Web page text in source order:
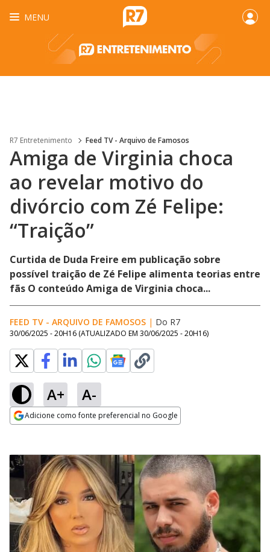
MENU
R7 Entretenimento Feed TV - Arquivo de Famosos
Amiga de Virginia choca
ao revelar motivo do
divórcio com Zé Felipe:
“Traição”
Curtida de Duda Freire em publicação sobre
possível traição de Zé Felipe alimenta teorias entre
fãs O conteúdo Amiga de Virginia choca...
FEED TV - ARQUIVO DE FAMOSOS | Do R7
30/06/2025 - 20H16 (ATUALIZADO EM 30/06/2025 - 20H16)
A+ A-
Adicione como fonte preferencial no Google